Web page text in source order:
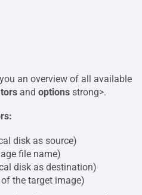
an overview of all available
and optionsstrong>.
disk as source)
file name)
disk as destination)
the target image)